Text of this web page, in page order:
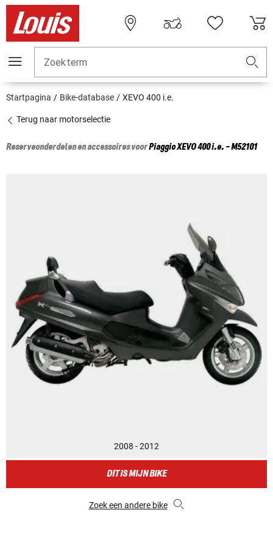
Zoekterm
Startpagina Bike-database XEVO 400 i.e.
Terug naar motorselectie
Reserveonderdelen en accessoires voorPiaggioXEVO 400 i.e. - M52101
2008 - 2012
DIT IS MIJN BIKE
Zoek een andere bike